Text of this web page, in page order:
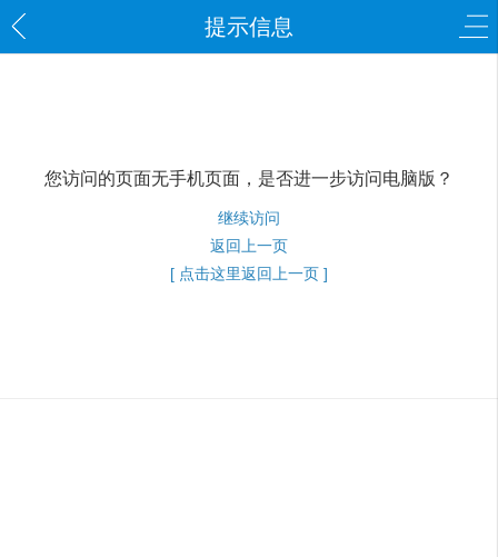
提示信息
您访问的页面无手机页面，是否进一步访问电脑版？
继续访问
返回上一页
[ 点击这里返回上一页 ]